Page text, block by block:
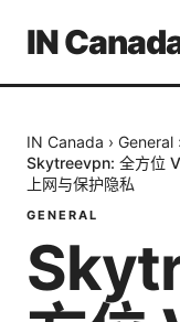
IN
IN Canada › General
Skytreevpn: 全方位
上网与保护隐私
GENERAL